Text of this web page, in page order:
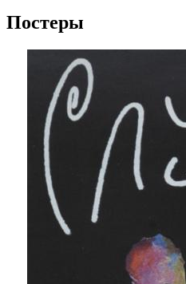
Постеры